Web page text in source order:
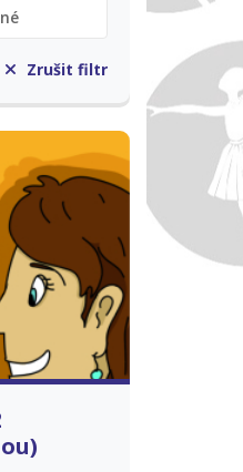
Zrušit filtr